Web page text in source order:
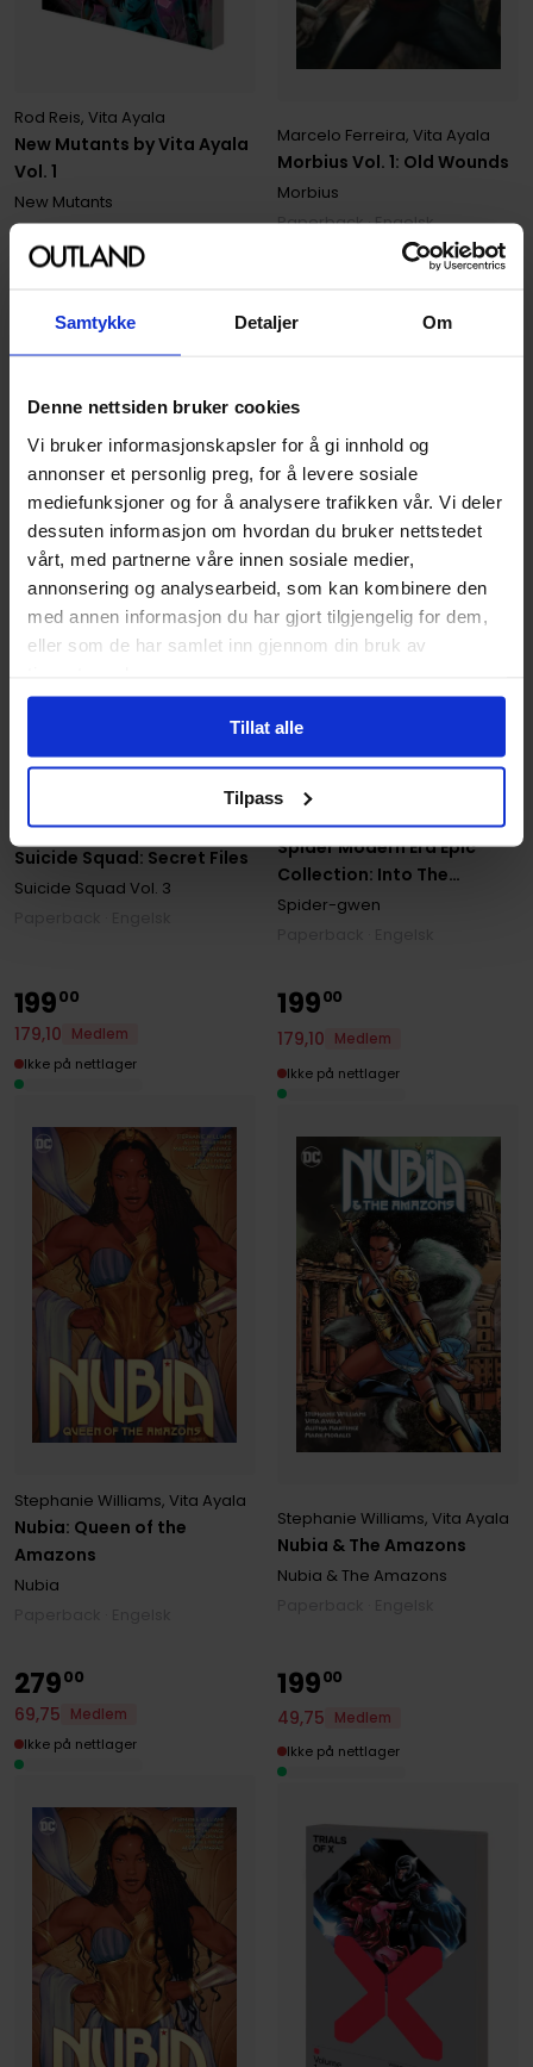
Samtykke Detaljer Om
Denne nettsiden bruker cookies
Vi bruker informasjonskapsler for å gi innhold og
annonser et personlig preg, for å levere sosiale
mediefunksjoner og for å analysere trafikken vår. Vi deler
dessuten informasjon om hvordan du bruker nettstedet
vårt, med partnerne våre innen sosiale medier,
annonsering og analysearbeid, som kan kombinere den
med annen informasjon du har gjort tilgjengelig for dem,
eller som de har samlet inn gjennom din bruk av
Tillat alle
Tilpass
New Mutants by Vita Ayala
Vol. 1
Rod Reis, Vita Ayala
New Mutants
Paperback · Engelsk
Morbius Vol. 1: Old Wounds
Marcelo Ferreira,Vita Ayala
Morbius
Paperback · Engelsk
Suicide Squad: Secret Files
Christopher Sebela,Cliff Richards ,Michael Moreci,Vita Ayala
Suicide Squad Vol. 3
Forhåndsbestill
Spider-Gwen: Ghost-
Spider Modern Era Epic
Collection: Into The
Gwenverse
Seanan McGuire
Spider-gwen
494
Nubia: Queen of the
Amazons
Stephanie Williams, Vita Ayala
Nubia
19900
179,10
Medlem
Ikke på nettlager
Nubia & The Amazons
Stephanie Williams,Vita Ayala
Nubia & The Amazons
19900
179,10
Medlem
Ikke på nettlager
27900
69,75
Medlem
Ikke på nettlager
19900
49,75
Medlem
Ikke på nettlager